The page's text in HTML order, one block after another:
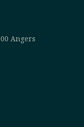
Angers